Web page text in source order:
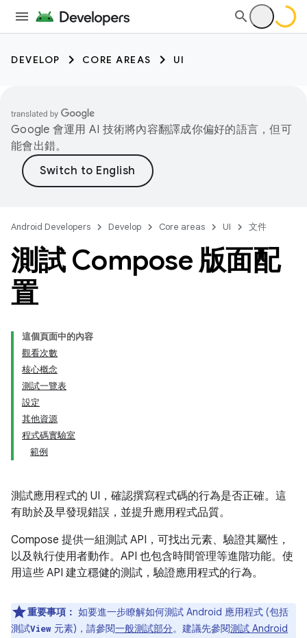
DEVELOP CORE AREAS UI
Google 會運用 AI 技術將內容翻譯成你偏好的語言，但可
能會出錯。
Android Developers Develop Core areas UI 文件
測試 Compose 版面配
置
這個頁面中的內容
觀看次數
核心概念
測試一覽表
設定
其他資源
程式碼實驗室
範例
測試應用程式的 UI，確認撰寫程式碼的行為是否正確。這
有助於及早發現錯誤，並提升應用程式品質。
Compose 提供一組測試 API，可找出元素、驗證其屬性，
以及執行使用者動作。API 也包含時間管理等進階功能。使
用這些 API 建立穩健的測試，驗證應用程式的行為。
重要事項： 如要進一步瞭解如何測試 Android 應用程式 (包括
測試View 元素)，請參閱一般測試部分。建議先參閱測試 Android